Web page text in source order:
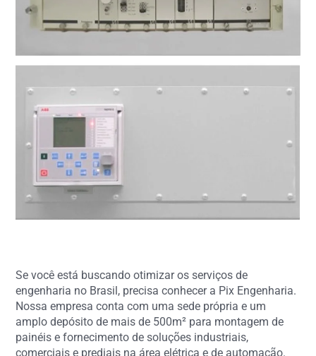
Se você está buscando otimizar os serviços de
engenharia no Brasil, precisa conhecer a Pix Engenharia.
Nossa empresa conta com uma sede própria e um
amplo depósito de mais de 500m² para montagem de
painéis e fornecimento de soluções industriais,
comerciais e prediais na área elétrica e de automação.